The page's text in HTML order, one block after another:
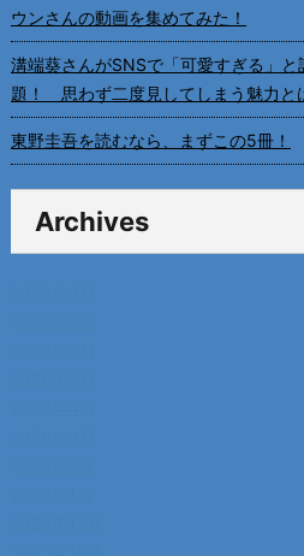
ウンさんの動画を集めてみた！
溝端葵さんがSNSで「可愛すぎる」と
題！ 思わず二度見してしまう魅力と
東野圭吾を読むなら、まずこの5冊！
Archives